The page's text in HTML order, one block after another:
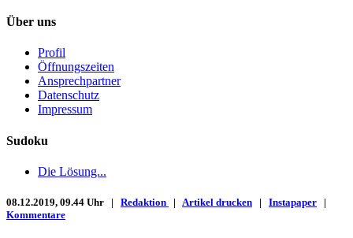
Über uns
Profil
Öffnungszeiten
Ansprechpartner
Datenschutz
Impressum
Sudoku
Die Lösung...
08.12.2019, 09.44 Uhr | Redaktion | Artikel drucken | Instapaper |
Kommentare